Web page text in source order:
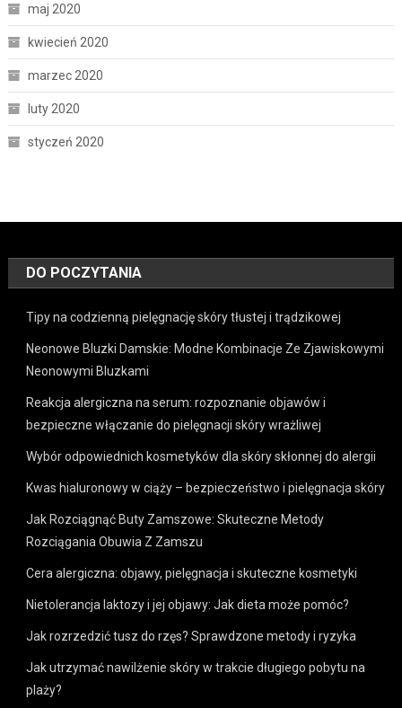
maj 2020
kwiecień 2020
marzec 2020
luty 2020
styczeń 2020
DO POCZYTANIA
Tipy na codzienną pielęgnację skóry tłustej i trądzikowej
Neonowe Bluzki Damskie: Modne Kombinacje Ze Zjawiskowymi
Neonowymi Bluzkami
Reakcja alergiczna na serum: rozpoznanie objawów i
bezpieczne włączanie do pielęgnacji skóry wrażliwej
Wybór odpowiednich kosmetyków dla skóry skłonnej do alergii
Kwas hialuronowy w ciąży – bezpieczeństwo i pielęgnacja skóry
Jak Rozciągnąć Buty Zamszowe: Skuteczne Metody
Rozciągania Obuwia Z Zamszu
Cera alergiczna: objawy, pielęgnacja i skuteczne kosmetyki
Nietolerancja laktozy i jej objawy: Jak dieta może pomóc?
Jak rozrzedzić tusz do rzęs? Sprawdzone metody i ryzyka
Jak utrzymać nawilżenie skóry w trakcie długiego pobytu na
plaży?